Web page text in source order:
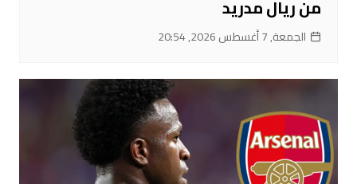
من ريال مدريد
الجمعة, 7 أغسطس 2026, 20:54